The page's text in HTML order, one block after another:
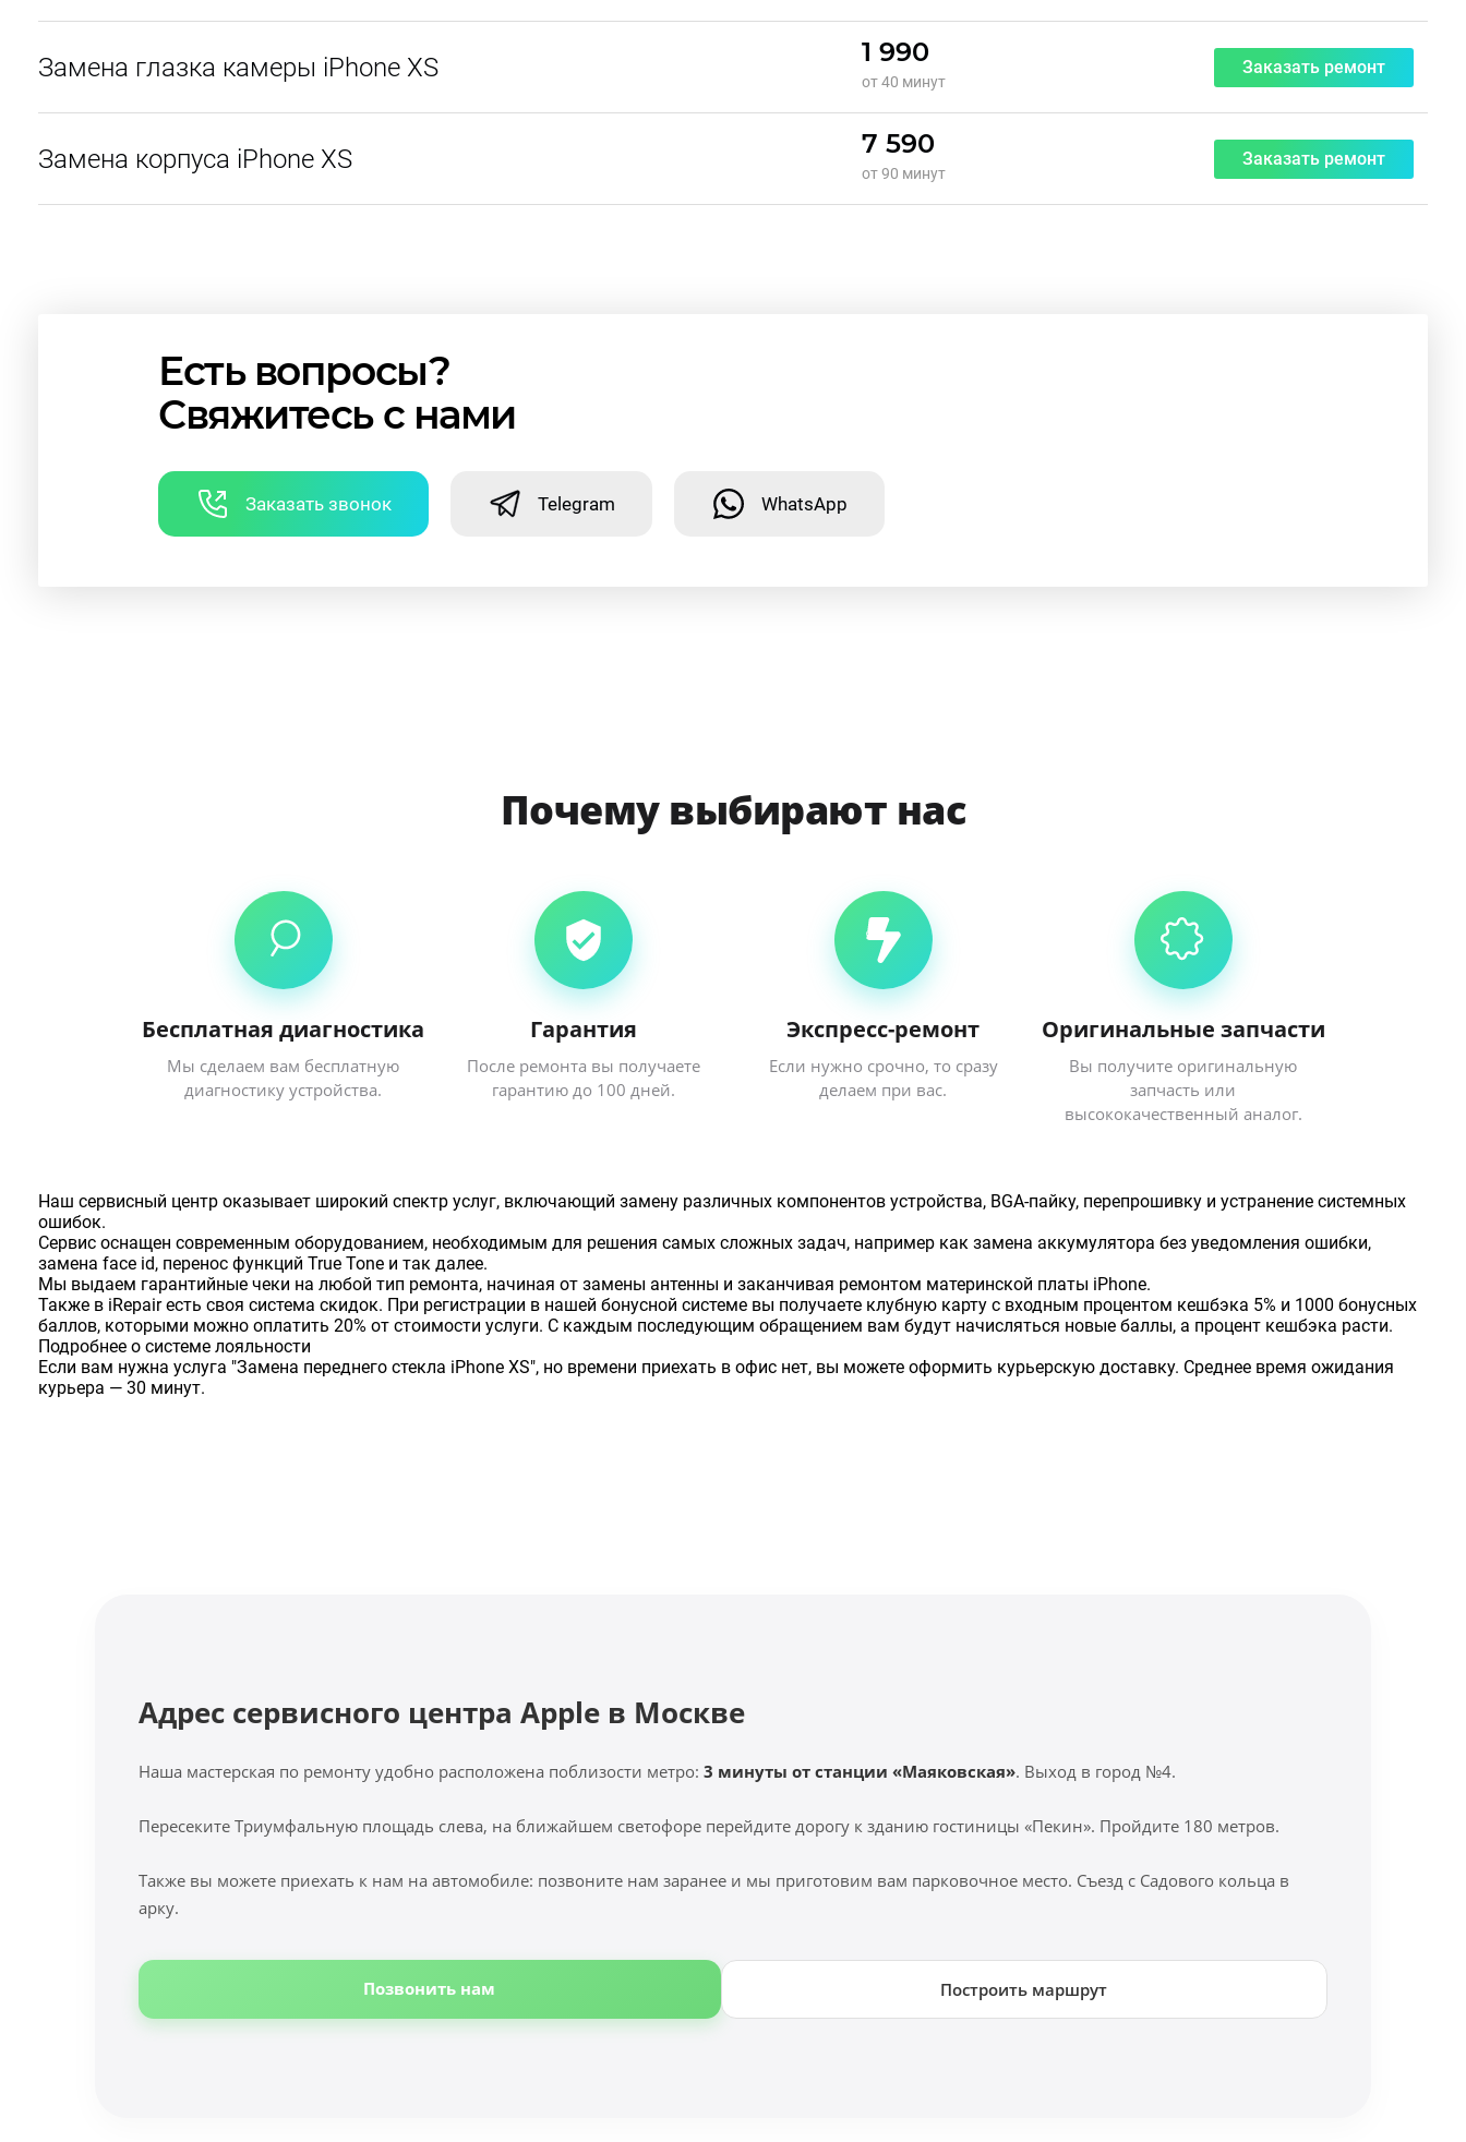
Замена глазка камеры iPhone XS 1 990
от 40 минут
Заказать ремонт
Замена корпуса iPhone XS 7 590
от 90 минут
Заказать ремонт
Есть вопросы?
Свяжитесь с нами
Заказать звонок Telegram WhatsApp
Почему выбирают нас
Бесплатная диагностика
Мы сделаем вам бесплатную
диагностику устройства.
Гарантия
После ремонта вы получаете
гарантию до 100 дней.
Экспресс-ремонт
Если нужно срочно, то сразу
делаем при вас.
Оригинальные запчасти
Вы получите оригинальную
запчасть или
высококачественный аналог.
Наш сервисный центр оказывает широкий спектр услуг, включающий замену различных компонентов устройства, BGA-пайку, перепрошивку и устранение системных
ошибок.
Сервис оснащен современным оборудованием, необходимым для решения самых сложных задач, например как замена аккумулятора без уведомления ошибки,
замена face id, перенос функций True Tone и так далее.
Мы выдаем гарантийные чеки на любой тип ремонта, начиная от замены антенны и заканчивая ремонтом материнской платы iPhone.
Также в iRepair есть своя система скидок. При регистрации в нашей бонусной системе вы получаете клубную карту с входным процентом кешбэка 5% и 1000 бонусных
баллов, которыми можно оплатить 20% от стоимости услуги. С каждым последующим обращением вам будут начисляться новые баллы, а процент кешбэка расти.
Подробнее о системе лояльности
Если вам нужна услуга "Замена переднего стекла iPhone XS", но времени приехать в офис нет, вы можете оформить курьерскую доставку. Среднее время ожидания
курьера — 30 минут.
Адрес сервисного центра Apple в Москве
Наша мастерская по ремонту удобно расположена поблизости метро: 3 минуты от станции «Маяковская». Выход в город №4.
Пересеките Триумфальную площадь слева, на ближайшем светофоре перейдите дорогу к зданию гостиницы «Пекин». Пройдите 180 метров.
Также вы можете приехать к нам на автомобиле: позвоните нам заранее и мы приготовим вам парковочное место. Съезд с Садового кольца в
арку.
Позвонить нам Построить маршрут